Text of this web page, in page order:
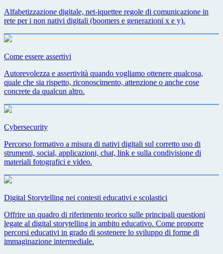
Alfabetizzazione digitale, net-iquettee regole di comunicazione in
rete per i non nativi digitali (boomers e generazioni x e y).
Come essere assertivi
Autorevolezza e assertività quando vogliamo ottenere qualcosa,
quale che sia rispetto, riconoscimento, attenzione o anche cose
concrete da qualcun altro.
Cybersecurity
Percorso formativo a misura di nativi digitali sul corretto uso di
strumenti, social, applicazioni, chat, link e sulla condivisione di
materiali fotografici e video.
Digital Storytelling nei contesti educativi e scolastici
Offrire un quadro di riferimento teorico sulle principali questioni
legate al digital storytelling in ambito educativo. Come proporre
percorsi educativi in grado di sostenere lo sviluppo di forme di
immaginazione intermediale.